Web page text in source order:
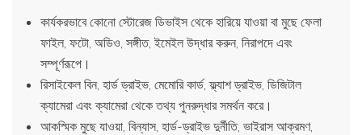
কার্যকরভাবে কোনো স্টোরেজ ডিভাইস থেকে হারিয়ে যাওয়া বা মুছে ফেলা
ফাইল, ফটো, অডিও, সঙ্গীত, ইমেইল উদ্ধার করুন, নিরাপদে এবং
সম্পূর্ণরূপে।
রিসাইকেল বিন, হার্ড ড্রাইভ, মেমোরি কার্ড, ফ্ল্যাশ ড্রাইভ, ডিজিটাল
ক্যামেরা এবং ক্যামেরা থেকে তথ্য পুনরুদ্ধার সমর্থন করে।
আকস্মিক মুছে যাওয়া, বিন্যাস, হার্ড-ড্রাইভ দুর্নীতি, ভাইরাস আক্রমণ,